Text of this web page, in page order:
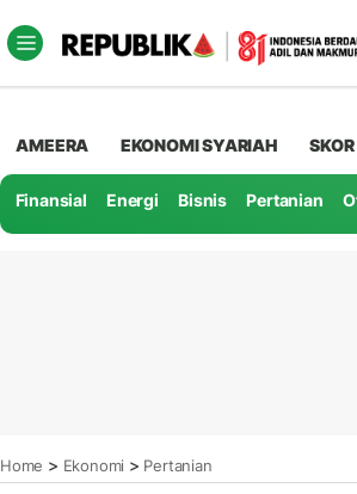
AMEERA EKONOMI SYARIAH SKOR
Finansial Energi Bisnis Pertanian
Home > Ekonomi > Pertanian